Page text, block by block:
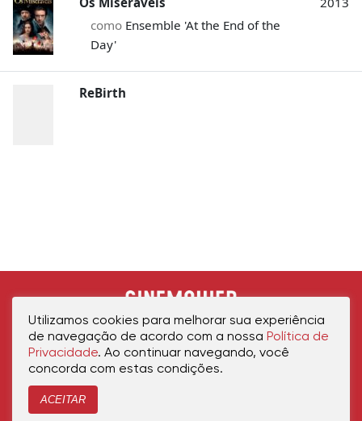
como Ensemble 'At the End of the
Day'
ReBirth
InícioPolítica de Privacidade
Utilizamos cookies para melhorar sua experiência
de navegação de acordo com a nossa Política de
Privacidade. Ao continuar navegando, você
concorda com estas condições.
ACEITAR